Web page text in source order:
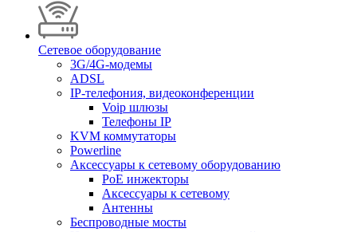
Сетевое оборудование
3G/4G-модемы
ADSL
IP-телефония, видеоконференции
Voip шлюзы
Телефоны IP
KVM коммутаторы
Powerline
Аксессуары к сетевому оборудованию
PoE инжекторы
Аксессуары к сетевому
Антенны
Беспроводные мосты